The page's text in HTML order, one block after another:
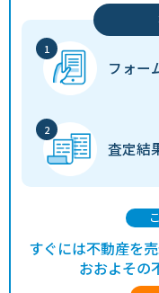
フォー
査定結
すぐには不動産を
おおよその